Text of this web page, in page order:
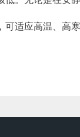
适应高温、高